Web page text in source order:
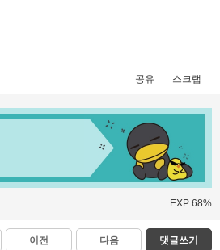
공유 스크랩
EXP 68%
이전 다음 댓글쓰기